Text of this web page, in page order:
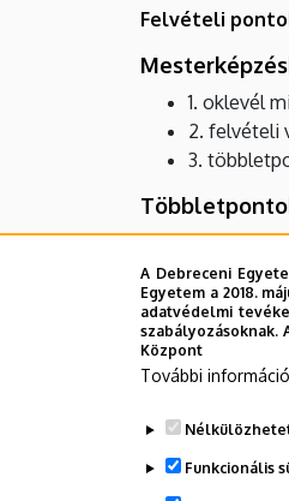
Felvételi
1. oklevél
2. felvételi
3.
2.
2.
3.
3.
intézményi
A jogszabályi
A
A Debreceni
Egyetem a 2018.
adatvédelmi
Központ
További
Funkcionális